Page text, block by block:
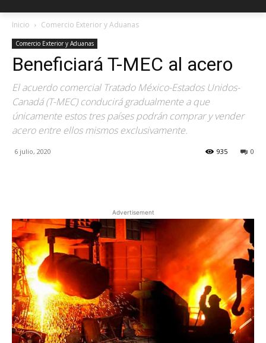
Inicio Comercio Exterior y Aduanas
Comercio Exterior y Aduanas
Beneficiará T-MEC al acero
El acuerdo comercial Tratado México-Estados Unidos-
Canadá (T-MEC) conducirá gradualmente a que
únicamente estos tres países podrán comprar y vender
acero entre ellos mismos exclusivamente.
6 julio, 2020 0
935
Advertisement